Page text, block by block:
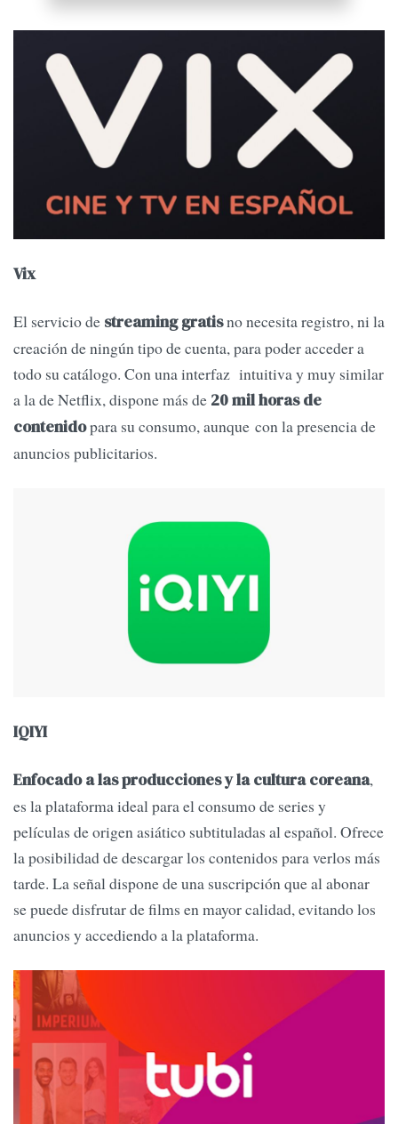
Vix
El servicio de streaming gratisno necesita registro, ni la
creación de ningún tipo de cuenta, para poder acceder a
todo su catálogo. Con una interfaz intuitiva y muy similar
a la de Netflix, dispone más de 20 mil horas de
contenidopara su consumo, aunque con la presencia de
anuncios publicitarios.
IQIYI
Enfocado a las producciones y la cultura coreana,
es la plataforma ideal para el consumo de series y
películas de origen asiático subtituladas al español. Ofrece
la posibilidad de descargar los contenidos para verlos más
tarde. La señal dispone de una suscripción que al abonar
se puede disfrutar de films en mayor calidad, evitando los
anuncios y accediendo a la plataforma.